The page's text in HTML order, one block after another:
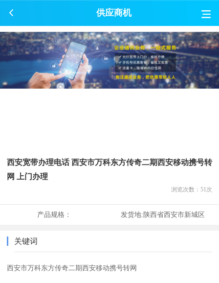
供应商机
西安宽带办理电话 西安市万科东方传奇二期西安移动携号转
网 上门办理
浏览次数： 51 次
产品规格： 发货地:陕西省西安市新城区
关键词
西安市万科东方传奇二期西安移动携号转网